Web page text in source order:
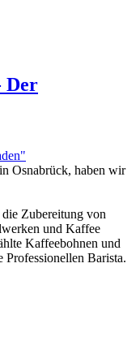
Der
Osnabrück, haben wir
Zubereitung von
und Kaffee
Kaffeebohnen und
Barista.